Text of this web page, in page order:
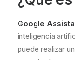
Google
inteligencia
puede realizar